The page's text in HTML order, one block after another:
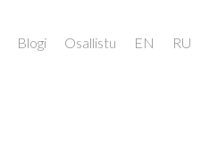
Blogi Osallistu EN RU